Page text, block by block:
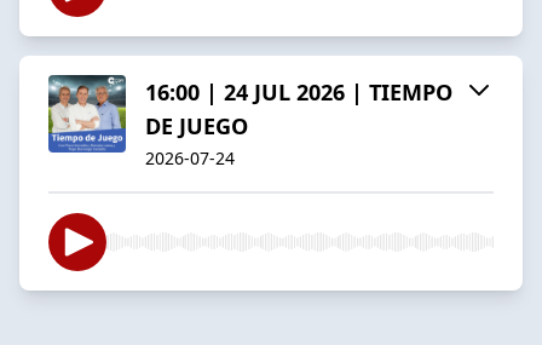
16:00 | 24 JUL 2026 | TIEMPO
DE JUEGO
2026-07-24